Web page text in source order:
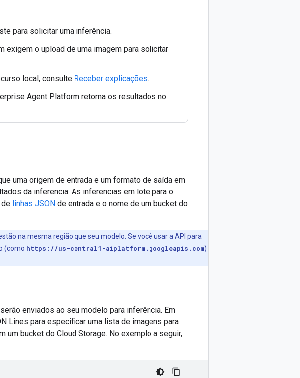
para solicitar uma inferência.
exigem o upload de uma imagem para solicitar
local, consulte Receber explicações.
Agent Platform retorna os resultados no
uma origem de entrada e um formato de saída em
da inferência. As inferências em lote para o
de linhas JSON de entrada e o nome de um bucket do
na mesma região que seu modelo. Se você usar a API para
(como https://us-central1-aiplatform.googleapis.com)
enviados ao seu modelo para inferência. Em
Lines para especificar uma lista de imagens para
um bucket do Cloud Storage. No exemplo a seguir,